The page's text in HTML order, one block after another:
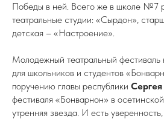
Победы в ней. Всего же в школе №7
театральные студии: «Сырдон»,
детская – «Настроение».
Молодежный театральный фестиваль
для школьников и студентов
поручению главы республики
фестиваля «Бонварнон» в
утренняя звезда. И есть